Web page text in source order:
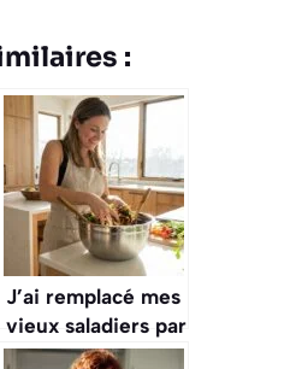
:
J’ai remplacé mes
vieux saladiers par
ce trio inox à 7,49